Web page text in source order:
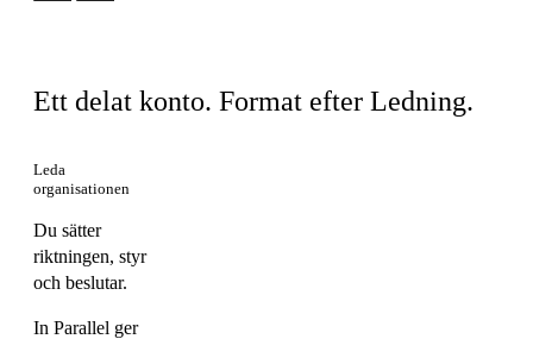
Ett delat konto. Format efter Ledning.
Leda
organisationen
Du sätter
riktningen, styr
och beslutar.
In Parallel ger